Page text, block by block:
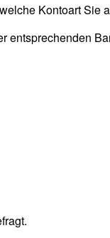
Kontoart
entsprechenden